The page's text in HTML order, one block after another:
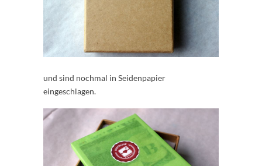
und sind nochmal in Seidenpapier
eingeschlagen.